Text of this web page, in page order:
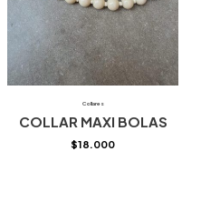
Collares
COLLAR MAXI BOLAS
$18.000